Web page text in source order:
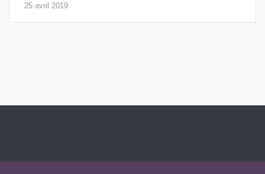
25 avril 2019